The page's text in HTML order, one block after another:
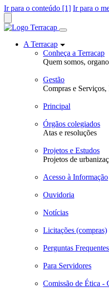
Ir para o conteúdo [1] Ir para o
A Terracap
Conheça a Terracap
Quem somos,
Gestão
Compras e
Principal
Órgãos colegiados
Atas e resoluções
Projetos e Estudos
Projetos de
Acesso à Informação
Ouvidoria
Notícias
Licitações (compras)
Perguntas
Para Servidores
Comissão de Ética -